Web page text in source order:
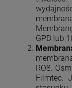
GPD lub
RO8.
Filmtec.